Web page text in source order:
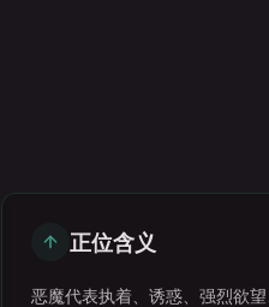
正位含义
恶魔代表执着、诱惑、强烈欲